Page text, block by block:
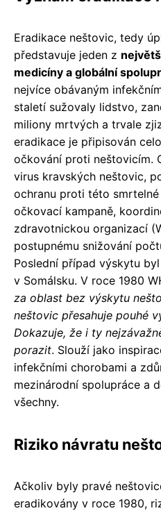
Eradikace neštovic, tedy
představuje jeden z
medicíny a globální
nejvíce obávaným
staletí sužovaly lidstvo,
miliony mrtvých a trvale
eradikace je připisován
očkování proti neštovicím.
virus kravských neštovic,
ochranu proti této
očkovací kampaně,
zdravotnickou organizací
postupnému snižování
Poslední případ výskytu
v Somálsku. V roce 1980
za oblast bez výskytu
neštovic přesahuje pouhé
Dokazuje, že i ty
porazit. Slouží jako
infekčními chorobami a
mezinárodní spolupráce a
všechny.
Riziko návratu
Ačkoliv byly pravé
eradikovány v roce 1980,